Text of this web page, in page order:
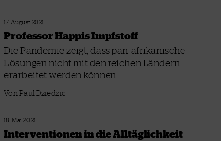
17. August 2021
Professor Happis Impfstoff
Die Pandemie zeigt, dass pan-afrikanische
Lösungen nicht mit den reichen Ländern
erarbeitet werden können
Von Paul Dziedzic
18. Mai 2021
Interventionen in die Alltäglichkeit